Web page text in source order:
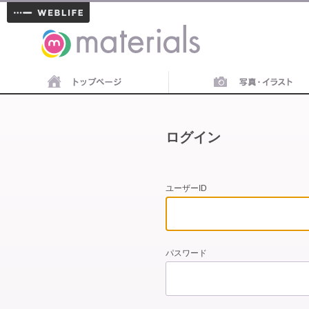
materials
ログイン
ユーザーID
パスワード